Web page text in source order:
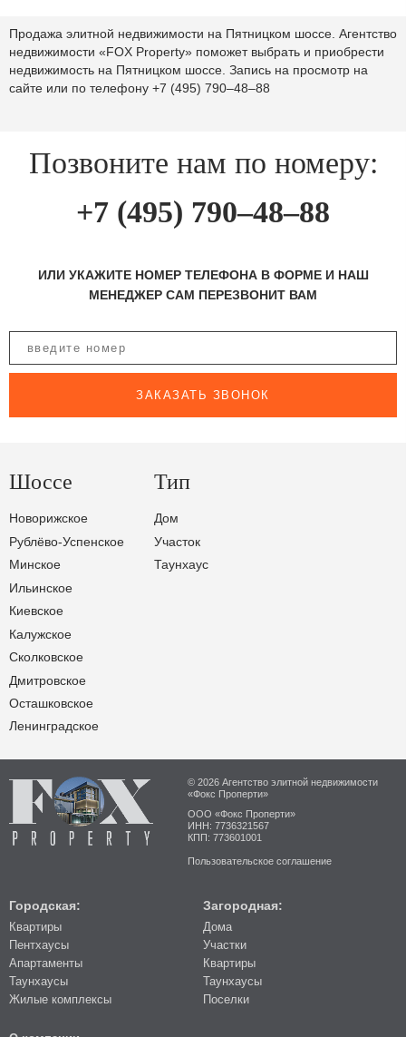
Продажа элитной недвижимости на Пятницком шоссе. Агентство
недвижимости «FOX Property» поможет выбрать и приобрести
недвижимость на Пятницком шоссе. Запись на просмотр на
сайте или по телефону +7 (495) 790–48–88
Позвоните нам по номеру:
+7 (495) 790–48–88
ИЛИ УКАЖИТЕ НОМЕР ТЕЛЕФОНА В ФОРМЕ И НАШ
МЕНЕДЖЕР САМ ПЕРЕЗВОНИТ ВАМ
ЗАКАЗАТЬ ЗВОНОК
Шоссе
Новорижское
Рублёво-Успенское
Минское
Ильинское
Киевское
Калужское
Сколковское
Дмитровское
Осташковское
Ленинградское
Тип
Дом
Участок
Таунхаус
© 2026 Агентство элитной недвижимости
«Фокс Проперти»
ООО «Фокс Проперти»
ИНН: 7736321567
КПП: 773601001
Пользовательское соглашение
Городская:
Квартиры
Пентхаусы
Апартаменты
Таунхаусы
Жилые комплексы
Загородная:
Дома
Участки
Квартиры
Таунхаусы
Поселки